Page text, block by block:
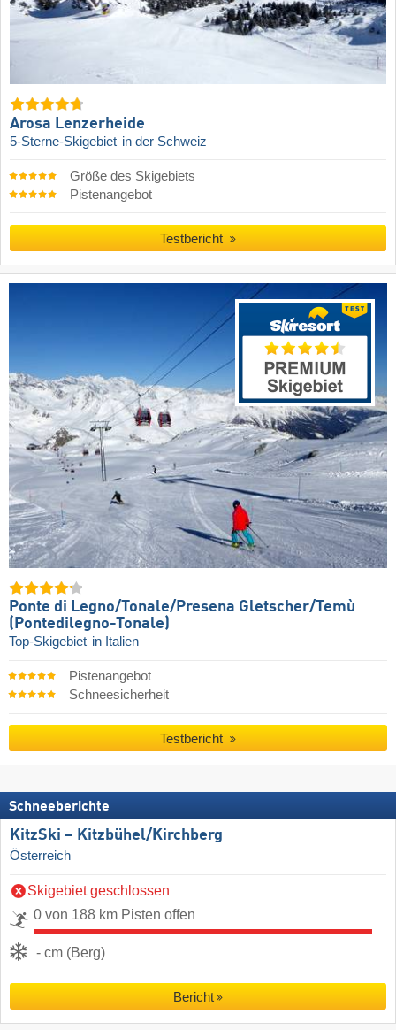
Arosa Lenzerheide
5-Sterne-Skigebiet in der Schweiz
Größe des Skigebiets
Pistenangebot
Testbericht
Ponte di Legno/​Tonale/​Presena Gletscher/​Temù
(Pontedilegno-Tonale)
Top-Skigebiet in Italien
Pistenangebot
Schneesicherheit
Testbericht
Schneeberichte
KitzSki – Kitzbühel/​Kirchberg
Österreich
Skigebiet geschlossen
0 von 188 km Pisten offen
- cm (Berg)
Bericht